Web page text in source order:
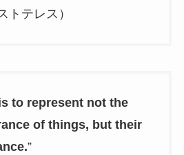
トテレス）
to represent not the
of things, but their
”